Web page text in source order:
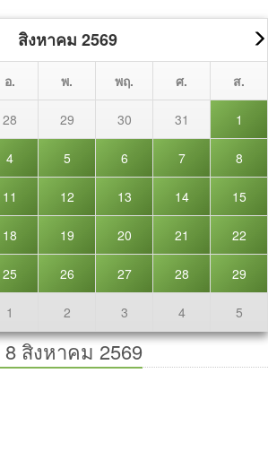
สิงหาคม 2569
อ. พ. พฤ. ศ. ส.
28 29 30 31 1
4 5 6 7 8
11 12 13 14 15
18 19 20 21 22
25 26 27 28 29
1 2 3 4 5
8 สิงหาคม 2569